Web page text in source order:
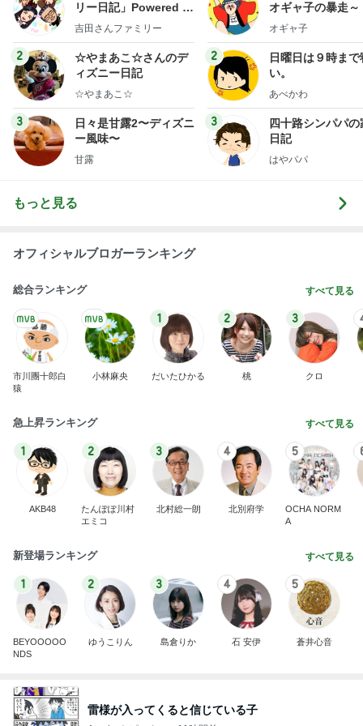
リー日記」Powered b
y Ameba 吉田さんファ
ログ
吉田さんファミリー
2
☆やまあこ☆さんのデ
ィズニー日記
☆やまあこ☆
3
日々是甘露2〜ディズニ
ー風味〜
甘露
オギャ子の暴走～
オギャ子
2
日曜日は９時まで
い。
あべかわ
3
四十路シンパパの
日記
はやパパ
もっと見る
オフィシャルブロガーランキング
総合ランキング すべて見る
市川團十郎白
猿
小林麻央
1
だいたひかる
2
桃
3
クロ
急上昇ランキング すべて見る
1
AKB48
2
たんぽぽ川村
エミコ
3
北村総一朗
4
北別府学
5
OCHA NORM
A
新登場ランキング すべて見る
1
BEYOOOOO
NDS
2
ゆうこりん
3
島倉りか
4
石 安伊
5
蒼井心音
雷様が入ってくると信じている子